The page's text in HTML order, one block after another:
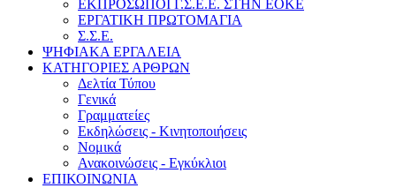
ΕΚΠΡΟΣΩΠΟΙ Γ.Σ.Ε.Ε. ΣΤΗΝ ΕΟΚΕ
ΕΡΓΑΤΙΚΗ ΠΡΩΤΟΜΑΓΙΑ
Σ.Σ.Ε.
ΨΗΦΙΑΚΑ ΕΡΓΑΛΕΙΑ
ΚΑΤΗΓΟΡΙΕΣ ΑΡΘΡΩΝ
Δελτία Τύπου
Γενικά
Γραμματείες
Εκδηλώσεις - Κινητοποιήσεις
Νομικά
Ανακοινώσεις - Εγκύκλιοι
ΕΠΙΚΟΙΝΩΝΙΑ